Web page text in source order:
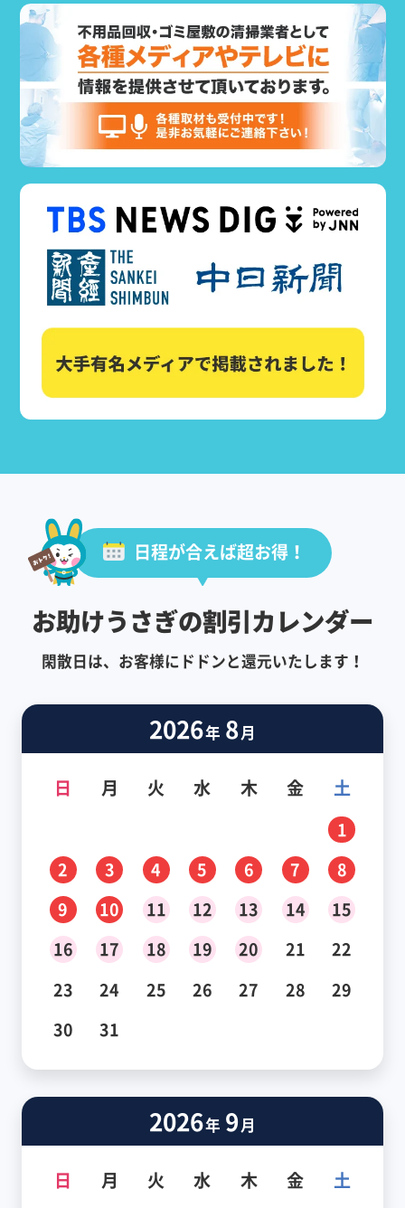
日程が合えば超お得！
お助けうさぎの割引カレンダー
閑散日は、お客様にドドンと還元いたします！
2026年 8月
日 月 火 水 木 金 土
1
2
3 4 5 6 7
8
9
10 11 12 13 14
15
16
17 18 19 20 21
22
23
24 25 26 27 28
29
30
31
2026年 9月
日 月 火 水 木 金 土